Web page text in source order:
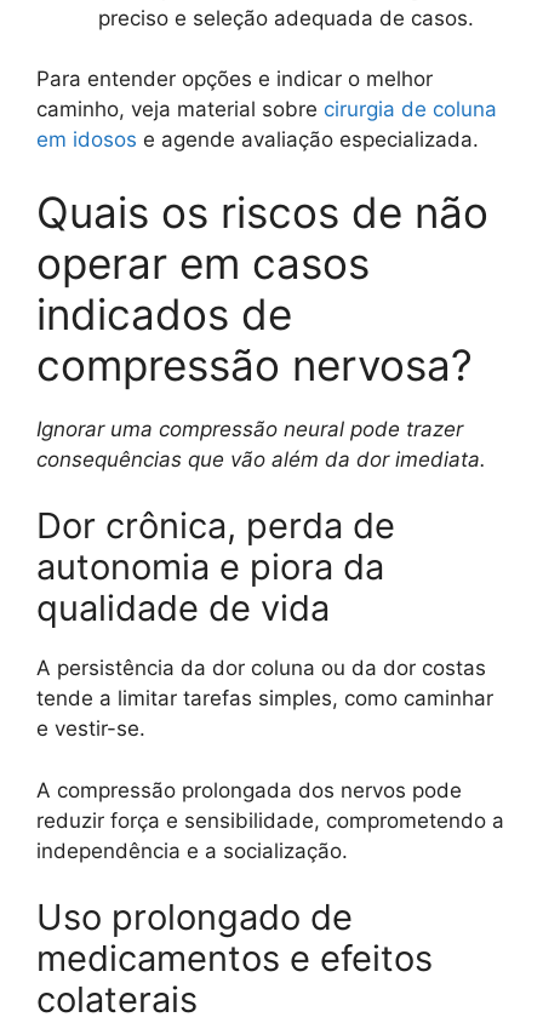
preciso e seleção adequada de casos.
Para entender opções e indicar o melhor
caminho, veja material sobre cirurgia de coluna
em idosos e agende avaliação especializada.
Quais os riscos de não
operar em casos
indicados de
compressão nervosa?
Ignorar uma compressão neural pode trazer
consequências que vão além da dor imediata.
Dor crônica, perda de
autonomia e piora da
qualidade de vida
A persistência da dor coluna ou da dor costas
tende a limitar tarefas simples, como caminhar
e vestir-se.
A compressão prolongada dos nervos pode
reduzir força e sensibilidade, comprometendo a
independência e a socialização.
Uso prolongado de
medicamentos e efeitos
colaterais